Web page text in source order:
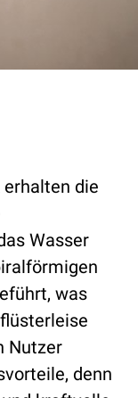
die
Wasser
was
Nutzer
denn